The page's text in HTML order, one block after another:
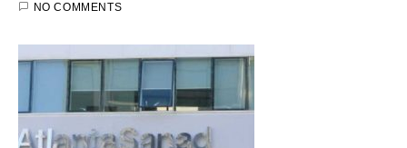
NO COMMENTS